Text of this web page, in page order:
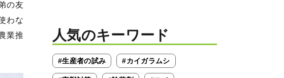
の友
わな
業推
人気のキーワード
#生産者の試み #カイガラムシ